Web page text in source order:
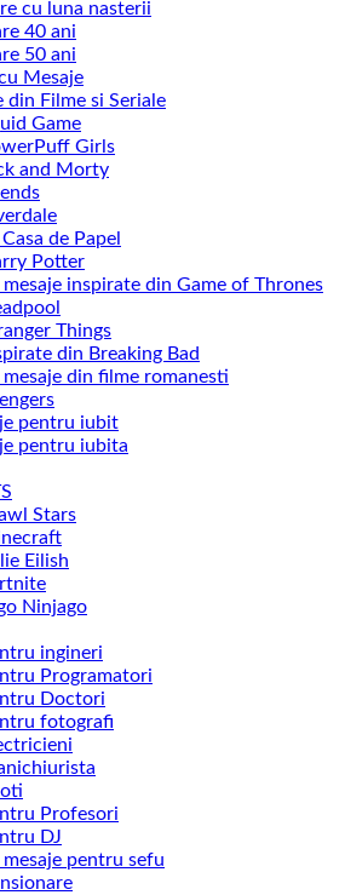
cu luna nasterii
40 ani
50 ani
Mesaje
Filme si Seriale
Game
Girls
and Morty
de Papel
Potter
inspirate din Game of Thrones
Things
din Breaking Bad
din filme romanesti
pentru iubit
pentru iubita
Stars
Eilish
Ninjago
ingineri
Programatori
Doctori
fotografi
Profesori
DJ
pentru sefu